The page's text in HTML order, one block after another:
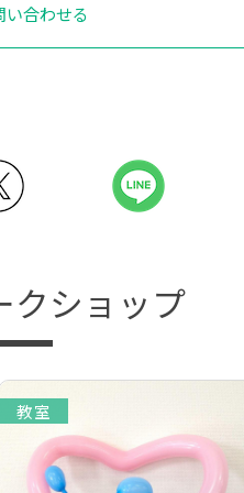
い合わせる
クショップ
教室